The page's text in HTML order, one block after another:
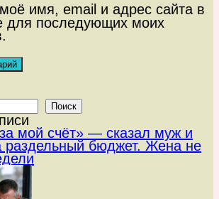
имя, email и адрес сайта в
для последующих моих
Поиск
мой счёт» — сказал муж и
раздельный бюджет. Жена не